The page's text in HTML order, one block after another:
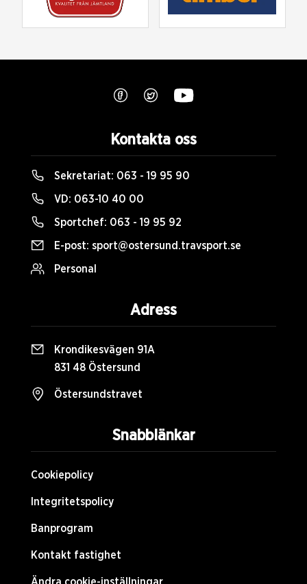
Snabblänkar
Cookiepolicy
Integritetspolicy
Banprogram
Kontakt fastighet
Kontakta oss
Sekretariat: 063 - 19 95 90
VD: 063-10 40 00
Sportchef: 063 - 19 95 92
E-post: sport@ostersund.travsport.se
Personal
Adress
Krondikesvägen 91A
831 48 Östersund
Östersundstravet